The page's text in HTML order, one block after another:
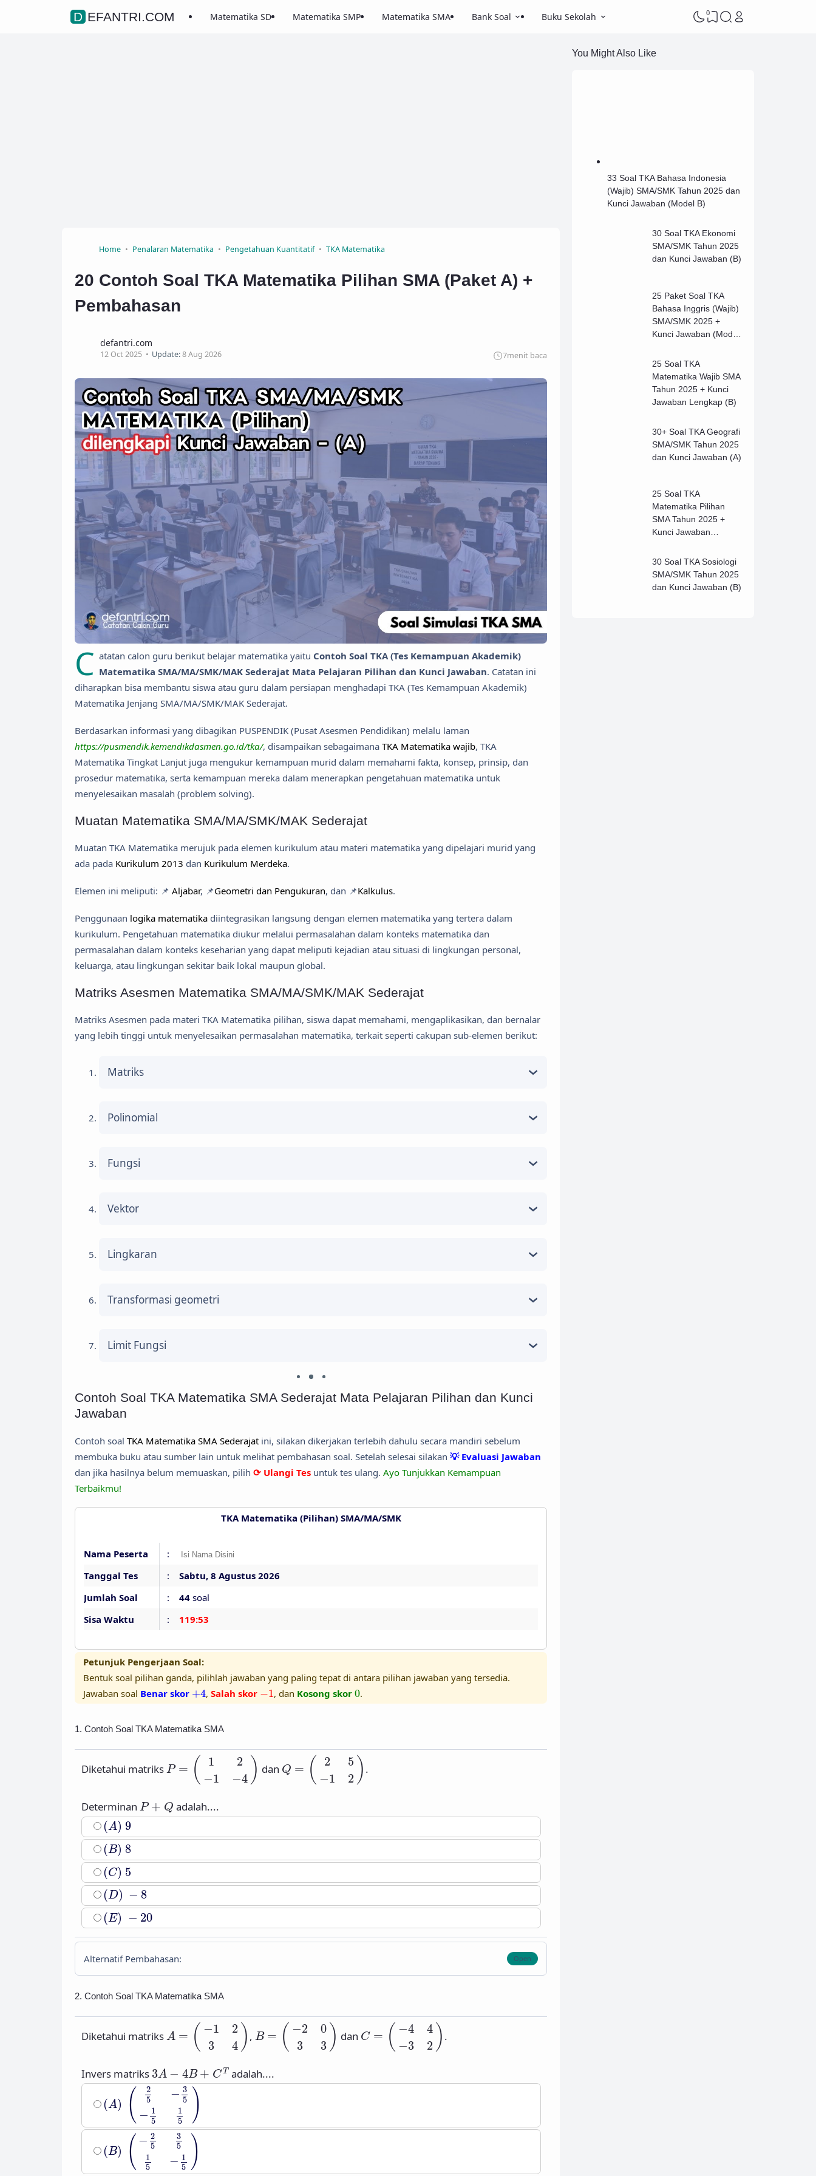
DEFANTRI.COM Matematika SD Matematika SMP Matematika SMA Bank Soal Buku Sekolah 0
Home Penalaran Matematika Pengetahuan Kuantitatif TKA Matematika
20 Contoh Soal TKA Matematika Pilihan SMA (Paket A) +
Pembahasan
defantri.com
12 Oct 2025 Update:8 Aug 2026 7menit baca
C atatan calon guru berikut belajar matematika yaitu Contoh Soal TKA (Tes Kemampuan Akademik)
Matematika SMA/MA/SMK/MAK Sederajat Mata Pelajaran Pilihan dan Kunci Jawaban. Catatan ini
diharapkan bisa membantu siswa atau guru dalam persiapan menghadapi TKA (Tes Kemampuan Akademik)
Matematika Jenjang SMA/MA/SMK/MAK Sederajat.
Berdasarkan informasi yang dibagikan PUSPENDIK (Pusat Asesmen Pendidikan) melalu laman
https://pusmendik.kemendikdasmen.go.id/tka/, disampaikan sebagaimana TKA Matematika wajib, TKA
Matematika Tingkat Lanjut juga mengukur kemampuan murid dalam memahami fakta, konsep, prinsip, dan
prosedur matematika, serta kemampuan mereka dalam menerapkan pengetahuan matematika untuk
menyelesaikan masalah (problem solving).
Muatan Matematika SMA/MA/SMK/MAK Sederajat
Muatan TKA Matematika merujuk pada elemen kurikulum atau materi matematika yang dipelajari murid yang
ada pada Kurikulum 2013 dan Kurikulum Merdeka.
Elemen ini meliputi: 📌 Aljabar, 📌Geometri dan Pengukuran, dan 📌Kalkulus.
Penggunaan logika matematika diintegrasikan langsung dengan elemen matematika yang tertera dalam
kurikulum. Pengetahuan matematika diukur melalui permasalahan dalam konteks matematika dan
permasalahan dalam konteks keseharian yang dapat meliputi kejadian atau situasi di lingkungan personal,
keluarga, atau lingkungan sekitar baik lokal maupun global.
Matriks Asesmen Matematika SMA/MA/SMK/MAK Sederajat
Matriks Asesmen pada materi TKA Matematika pilihan, siswa dapat memahami, mengaplikasikan, dan bernalar
yang lebih tinggi untuk menyelesaikan permasalahan matematika, terkait seperti cakupan sub-elemen berikut:
Matriks
Polinomial
Fungsi
Vektor
Lingkaran
Transformasi geometri
Limit Fungsi
Contoh Soal TKA Matematika SMA Sederajat Mata Pelajaran Pilihan dan Kunci
Jawaban
Contoh soal TKA Matematika SMA Sederajat ini, silakan dikerjakan terlebih dahulu secara mandiri sebelum
membuka buku atau sumber lain untuk melihat pembahasan soal. Setelah selesai silakan 💡 Evaluasi Jawaban
dan jika hasilnya belum memuaskan, pilih ⟳ Ulangi Tes untuk tes ulang. Ayo Tunjukkan Kemampuan
Terbaikmu!
TKA Matematika (Pilihan) SMA/MA/SMK
Nama Peserta
:
Tanggal Tes
: Sabtu, 8 Agustus 2026
Jumlah Soal
: 44 soal
Sisa Waktu
: 119:52
Petunjuk Pengerjaan Soal:
Bentuk soal pilihan ganda, pilihlah jawaban yang paling tepat di antara pilihan jawaban yang tersedia.
Jawaban soal Benar skor +4
+ 4 , Salah skor −1
1 , dan Kosong skor 0
0.
1. Contoh Soal TKA Matematika SMA
Diketahui matriks P = ( 1
2
−1 −4 )
P=(12−1−4)
dan Q = ( 2
5
−1 2 )
Q=(25−12)
.
Determinan P + Q
P+ Q adalah....
(A) 9
(A)9
(B) 8
(B)8
(C) 5
(C)5
(D) − 8
(D)−8
( E) − 20
(E)−20
Alternatif Pembahasan:
2. Contoh Soal TKA Matematika SMA
Diketahui matriks A = ( −1
2
3
4 )
A=(−1234)
, B = ( −2
0
3
3 )
B=(−2033)
dan C = ( −4
4
−3 2 )
C=(−44−32)
.
Invers matriks 3A − 4B + CT
3 A B +CT adalah....
(A) (
2
5
− 3
5
− 1
5
1
5
)
(A)(25−35−1515)
(B) ( − 2
5
3
5
1
5
− 1
5
)
(B)(−253515−15)
You Might Also Like
33 Soal TKA Bahasa Indonesia
(Wajib) SMA/SMK Tahun 2025 dan
Kunci Jawaban (Model B)
30 Soal TKA Ekonomi
SMA/SMK Tahun 2025
dan Kunci Jawaban (B)
25 Paket Soal TKA
Bahasa Inggris (Wajib)
SMA/SMK 2025 +
Kunci Jawaban (Model
25 Soal TKA
Matematika Wajib SMA
Tahun 2025 + Kunci
Jawaban Lengkap (B)
30+ Soal TKA Geografi
SMA/SMK Tahun 2025
dan Kunci Jawaban (A)
25 Soal TKA
Matematika Pilihan
SMA Tahun 2025 +
Kunci Jawaban
30 Soal TKA Sosiologi
SMA/SMK Tahun 2025
dan Kunci Jawaban (B)